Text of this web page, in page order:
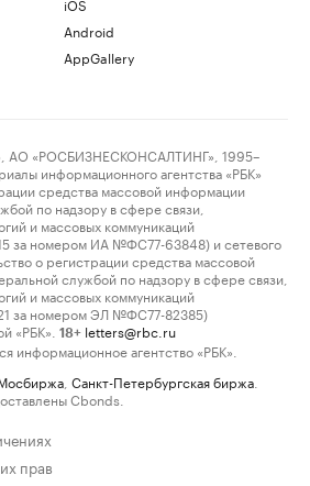
iOS
Android
AppGallery
«РОСБИЗНЕСКОНСАЛТИНГ», 1995–
информационного агентства «РБК»
средства массовой информации
по надзору в сфере связи,
и массовых коммуникаций
за номером ИА №ФС77-63848) и сетевого
о регистрации средства массовой
службой по надзору в сфере связи,
и массовых коммуникаций
за номером ЭЛ №ФС77-82385)
«РБК».
18+ letters@rbc.ru
информационное агентство «РБК».
Санкт-Петербургская биржа
Cbonds.
прав